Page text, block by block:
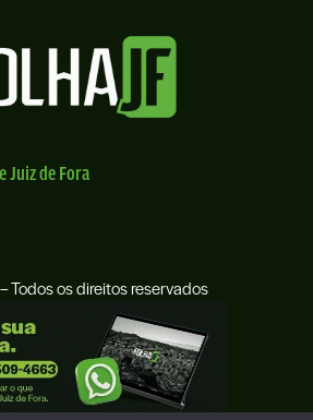
Juiz de Fora
Todos os direitos reservados